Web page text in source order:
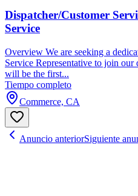
Dispatcher/Customer
Service
Overview We are seeking a
Service Representative to join
will be the first...
Tiempo completo
Commerce, CA
Anuncio anteriorSiguiente